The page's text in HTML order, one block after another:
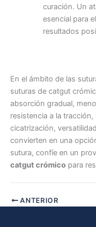
Enviar
curación. Un
esencial para
resultados
En el ámbito de las
suturas de catgut
absorción gradual,
resistencia a la
cicatrización,
convierten en una
sutura, confíe en un
catgut crómico para
ANTERIOR